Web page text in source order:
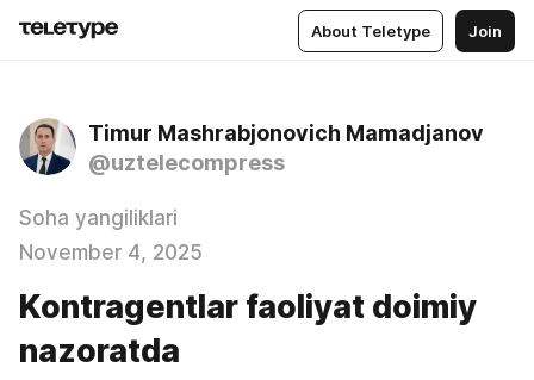
About Teletype Join
Timur Mashrabjonovich Mamadjanov
@uztelecompress
Soha yangiliklari
November 4, 2025
Kontragentlar faoliyat doimiy
nazoratda